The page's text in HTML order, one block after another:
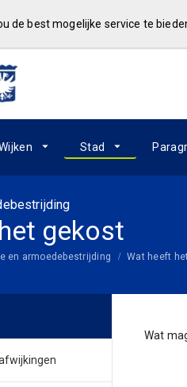
de best mogelijke service te
Stad
gekost
en armoedebestrijding Wat heeft
Wat